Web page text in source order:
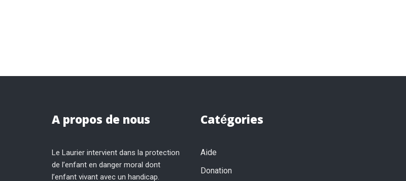
A propos de nous
Le Laurier intervient dans la protection
de l’enfant en danger moral dont
l’enfant vivant avec un handicap.
Catégories
Aide
Donation